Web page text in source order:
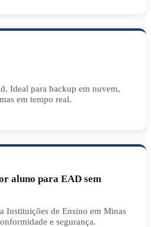
Ideal para backup em nuvem,
em tempo real.
aluno para EAD sem
Instituições de Ensino em Minas
e segurança.